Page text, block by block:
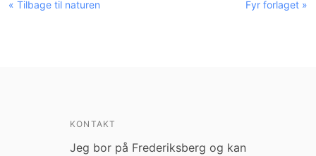
« Tilbage til naturen Fyr forlaget »
KONTAKT
Jeg bor på Frederiksberg og kan